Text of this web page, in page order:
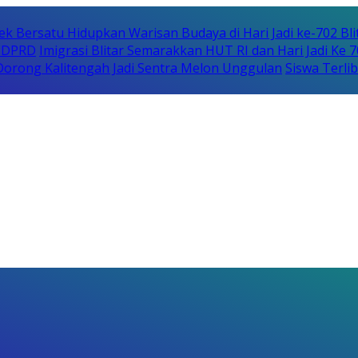
Bersatu Hidupkan Warisan Budaya di Hari Jadi ke-702
Imigrasi Blitar Semarakkan HUT RI dan Hari Jadi Ke
Kalitengah Jadi Sentra Melon Unggulan Siswa